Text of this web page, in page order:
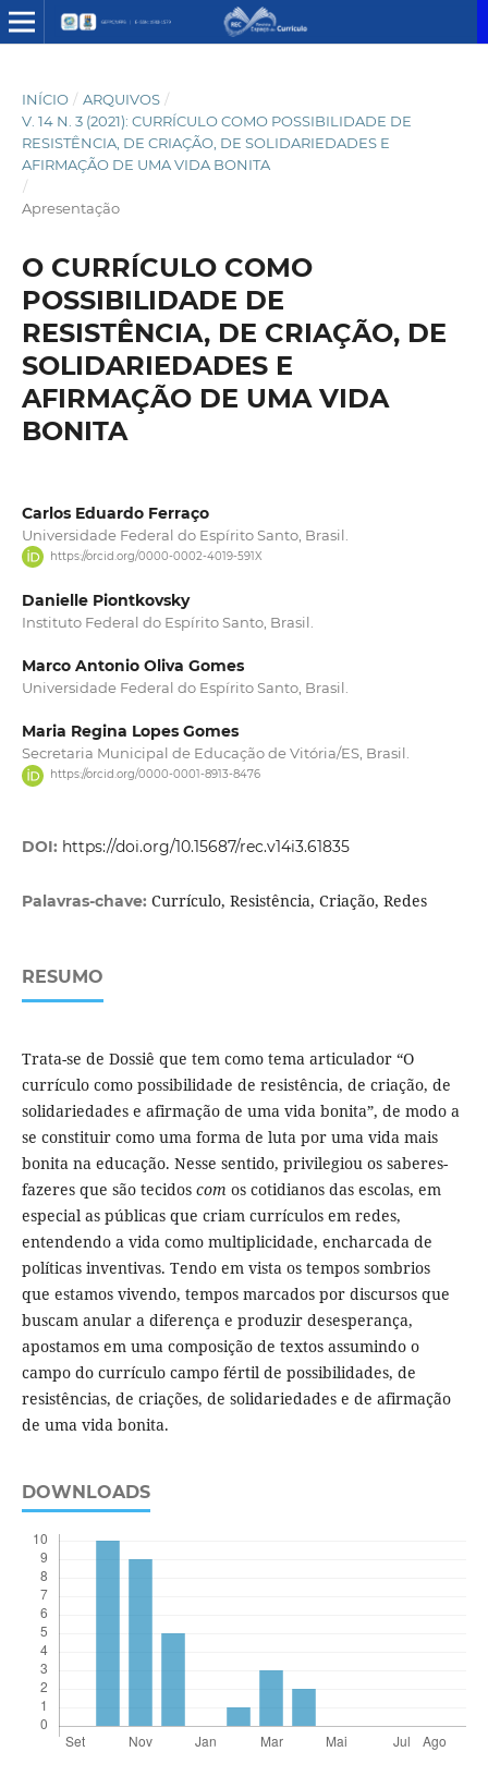
INÍCIO / ARQUIVOS /
V. 14 N. 3 (2021): CURRÍCULO COMO POSSIBILIDADE DE
RESISTÊNCIA, DE CRIAÇÃO, DE SOLIDARIEDADES E
AFIRMAÇÃO DE UMA VIDA BONITA
/
Apresentação
O CURRÍCULO COMO
POSSIBILIDADE DE
RESISTÊNCIA, DE CRIAÇÃO, DE
SOLIDARIEDADES E
AFIRMAÇÃO DE UMA VIDA
BONITA
Carlos Eduardo Ferraço
Universidade Federal do Espírito Santo, Brasil.
https://orcid.org/0000-0002-4019-591X
Danielle Piontkovsky
Instituto Federal do Espírito Santo, Brasil.
Marco Antonio Oliva Gomes
Universidade Federal do Espírito Santo, Brasil.
Maria Regina Lopes Gomes
Secretaria Municipal de Educação de Vitória/ES, Brasil.
https://orcid.org/0000-0001-8913-8476
DOI: https://doi.org/10.15687/rec.v14i3.61835
Palavras-chave: Currículo, Resistência, Criação, Redes
RESUMO
Trata-se de Dossiê que tem como tema articulador “O
currículo como possibilidade de resistência, de criação, de
solidariedades e afirmação de uma vida bonita”, de modo a
se constituir como uma forma de luta por uma vida mais
bonita na educação. Nesse sentido, privilegiou os saberes-
fazeres que são tecidos com os cotidianos das escolas, em
especial as públicas que criam currículos em redes,
entendendo a vida como multiplicidade, encharcada de
políticas inventivas. Tendo em vista os tempos sombrios
que estamos vivendo, tempos marcados por discursos que
buscam anular a diferença e produzir desesperança,
apostamos em uma composição de textos assumindo o
campo do currículo campo fértil de possibilidades, de
resistências, de criações, de solidariedades e de afirmação
de uma vida bonita.
DOWNLOADS